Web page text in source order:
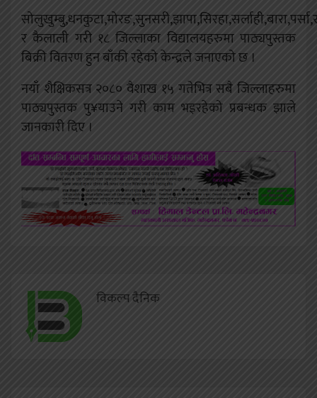
र कैलाली गरी १८ जिल्लाका विद्यालयहरुमा पाठ्यपुस्तक
बिक्री वितरण हुन बाँकी रहेको केन्द्रले जनाएको छ ।
नयाँ शैक्षिकसत्र २०८० वैशाख १५ गतेभित्र सबै जिल्लाहरुमा
पाठ्यपुस्तक पु¥याउने गरी काम भइरहेको प्रबन्धक झाले
जानकारी दिए ।
विकल्प दैनिक